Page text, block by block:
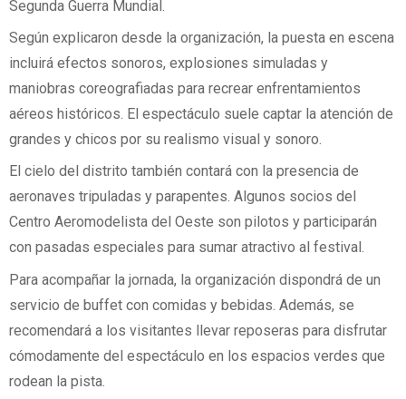
Segunda Guerra Mundial.
Según explicaron desde la organización, la puesta en escena
incluirá efectos sonoros, explosiones simuladas y
maniobras coreografiadas para recrear enfrentamientos
aéreos históricos. El espectáculo suele captar la atención de
grandes y chicos por su realismo visual y sonoro.
El cielo del distrito también contará con la presencia de
aeronaves tripuladas y parapentes. Algunos socios del
Centro Aeromodelista del Oeste son pilotos y participarán
con pasadas especiales para sumar atractivo al festival.
Para acompañar la jornada, la organización dispondrá de un
servicio de buffet con comidas y bebidas. Además, se
recomendará a los visitantes llevar reposeras para disfrutar
cómodamente del espectáculo en los espacios verdes que
rodean la pista.